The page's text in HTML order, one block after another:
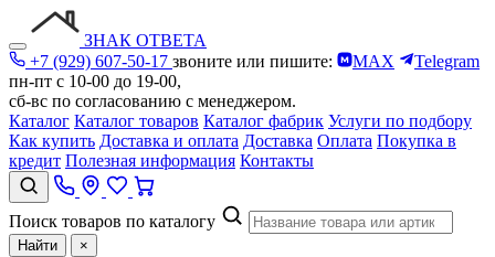
ЗНАК ОТВЕТА
+7 (929) 607-50-17 звоните или пишите: MAX
Telegram
пн-пт с 10-00 до 19-00,
сб-вс по согласованию с менеджером.
Каталог Каталог товаров Каталог фабрик Услуги по подбору
Как купить Доставка и оплата Доставка Оплата Покупка в
кредит Полезная информация Контакты
Поиск товаров по каталогу
Найти ×